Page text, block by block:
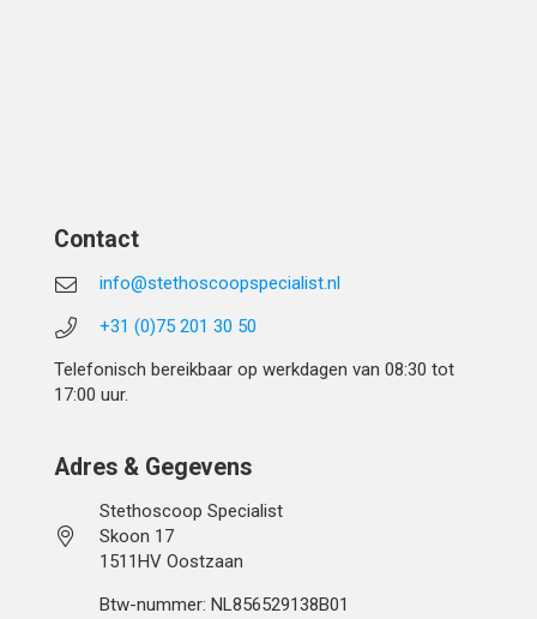
Contact
info@stethoscoopspecialist.nl
+31 (0)75 201 30 50
Telefonisch bereikbaar op werkdagen van 08:30 tot
17:00 uur.
Adres & Gegevens
Stethoscoop Specialist
Skoon 17
1511HV Oostzaan
Btw-nummer: NL856529138B01